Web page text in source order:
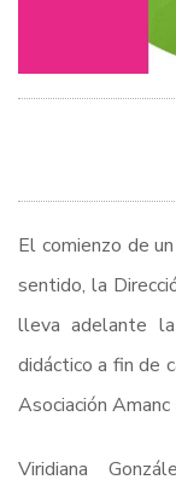
El comienzo de
sentido, la
lleva adelante
didáctico a fin de
Asociación
Viridiana